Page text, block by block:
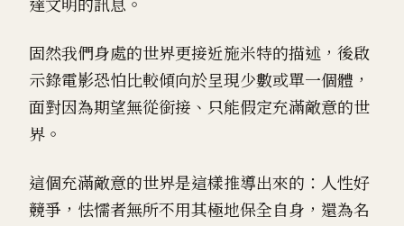
達文明的訊息。
固然我們身處的世界更接近施米特的描述，後啟
示錄電影恐怕比較傾向於呈現少數或單一個體，
面對因為期望無從銜接、只能假定充滿敵意的世
界。
這個充滿敵意的世界是這樣推導出來的：人性好
競爭，怯懦者無所不用其極地保全自身，還為名